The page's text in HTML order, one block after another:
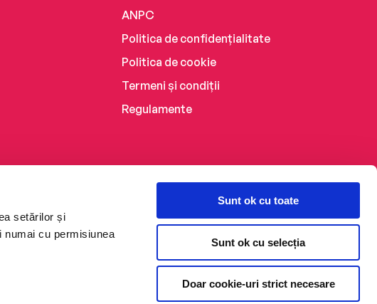
setărilor și
numai cu permisiunea
Sunt ok cu toate
Sunt ok cu selecția
Doar cookie-uri strict necesare
ANPC
Politica de confidențialitate
Politica de cookie
Termeni și condiții
Regulamente